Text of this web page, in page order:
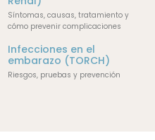
Síntomas, causas, tratamiento y
cómo prevenir complicaciones
Infecciones en el
embarazo (TORCH)
Riesgos, pruebas y prevención